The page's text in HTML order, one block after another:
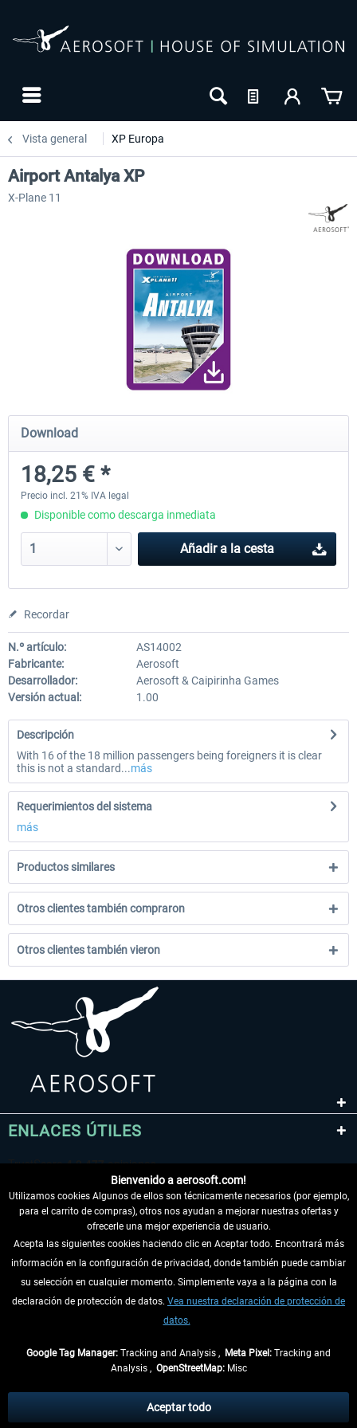
Vista general XP Europa
Airport Berlin Brandenburg V2 XP
30,45 € *
Airport Zurich V2.0 XP
Airport Antalya XP
X-Plane 11
Download
18,25 € *
Precio incl. 21% IVA legal
Disponible como descarga inmediata
Añadir a la cesta
Recordar
N.º artículo:
AS14002
Fabricante:
Aerosoft
Desarrollador:
Aerosoft & Caipirinha Games
Versión actual:
1.00
Descripción
With 16 of the 18 million passengers being foreigners it is clear
this is not a standard...más
Requerimientos del sistema
más
Productos similares
Otros clientes también compraron
Otros clientes también vieron
ENLACES ÚTILES
DESISTIR DEL CONTRATO
INFORMACIÓN
tasas de recepción si no se describe lo contrario
** De aplicación a envíos dentro de Alemania. Los plazos de envío para los
Bienvenido a aerosoft.com!
Utilizamos cookies Algunos de ellos son técnicamente necesarios (por ejemplo,
para el carrito de compras), otros nos ayudan a mejorar nuestras ofertas y
ofrecerle una mejor experiencia de usuario.
Acepta las siguientes cookies haciendo clic en Aceptar todo. Encontrará más
información en la configuración de privacidad, donde también puede cambiar
su selección en cualquier momento. Simplemente vaya a la página con la
declaración de protección de datos. Vea nuestra declaración de protección de
datos.
Google Tag Manager: Tracking and Analysis , Meta Pixel: Tracking and
Analysis , OpenStreetMap:Misc
Aceptar todo